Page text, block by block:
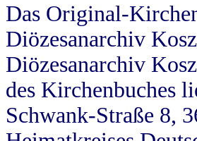
Das Original-
Diözesanarchiv
Diözesanarchiv
des Kirchenbuches
Schwank-Straße 8,